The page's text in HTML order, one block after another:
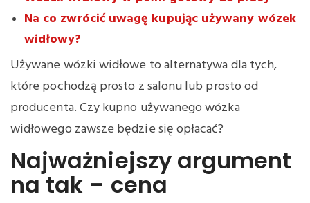
Na co zwrócić uwagę kupując używany wózek
widłowy?
Używane wózki widłowe to alternatywa dla tych,
które pochodzą prosto z salonu lub prosto od
producenta. Czy kupno używanego wózka
widłowego zawsze będzie się opłacać?
Najważniejszy argument
na tak – cena